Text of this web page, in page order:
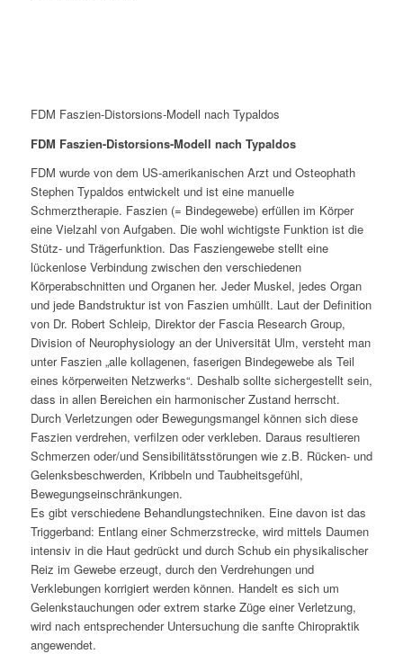
FDM Faszien-Distorsions-Modell nach Typaldos
FDM Faszien-Distorsions-Modell nach Typaldos
FDM wurde von dem US-amerikanischen Arzt und Osteophath
Stephen Typaldos entwickelt und ist eine manuelle
Schmerztherapie. Faszien (= Bindegewebe) erfüllen im Körper
eine Vielzahl von Aufgaben. Die wohl wichtigste Funktion ist die
Stütz- und Trägerfunktion. Das Fasziengewebe stellt eine
lückenlose Verbindung zwischen den verschiedenen
Körperabschnitten und Organen her. Jeder Muskel, jedes Organ
und jede Bandstruktur ist von Faszien umhüllt. Laut der Definition
von Dr. Robert Schleip, Direktor der Fascia Research Group,
Division of Neurophysiology an der Universität Ulm, versteht man
unter Faszien „alle kollagenen, faserigen Bindegewebe als Teil
eines körperweiten Netzwerks“. Deshalb sollte sichergestellt sein,
dass in allen Bereichen ein harmonischer Zustand herrscht.
Durch Verletzungen oder Bewegungsmangel können sich diese
Faszien verdrehen, verfilzen oder verkleben. Daraus resultieren
Schmerzen oder/und Sensibilitätsstörungen wie z.B. Rücken- und
Gelenksbeschwerden, Kribbeln und Taubheitsgefühl,
Bewegungseinschränkungen.
Es gibt verschiedene Behandlungstechniken. Eine davon ist das
Triggerband: Entlang einer Schmerzstrecke, wird mittels Daumen
intensiv in die Haut gedrückt und durch Schub ein physikalischer
Reiz im Gewebe erzeugt, durch den Verdrehungen und
Verklebungen korrigiert werden können. Handelt es sich um
Gelenkstauchungen oder extrem starke Züge einer Verletzung,
wird nach entsprechender Untersuchung die sanfte Chiropraktik
angewendet.